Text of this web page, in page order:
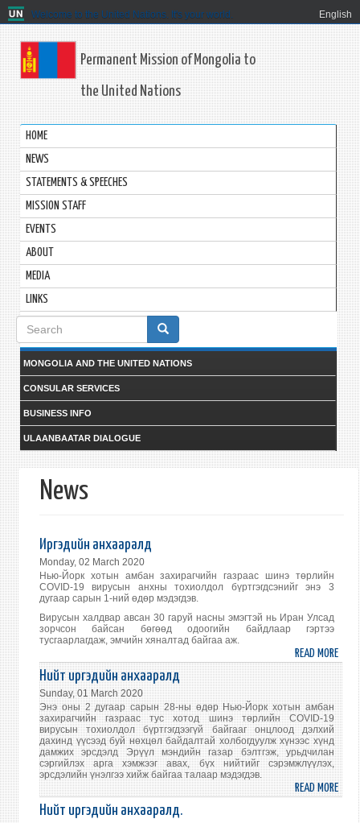
Welcome to the United Nations. It's your world. English
Permanent Mission of Mongolia to
the United Nations
HOME
NEWS
STATEMENTS & SPEECHES
MISSION STAFF
EVENTS
ABOUT
MEDIA
LINKS
Search
form
MONGOLIA AND THE UNITED NATIONS
CONSULAR SERVICES
BUSINESS INFO
ULAANBAATAR DIALOGUE
News
Иргэдийн анхааралд
Monday, 02 March 2020
Нью-Йорк хотын амбан захирагчийн газраас шинэ төрлийн
COVID-19 вирусын анхны тохиолдол бүртгэгдсэнийг энэ 3
дугаар сарын 1-ний өдөр мэдэгдэв.
Вирусын халдвар авсан 30 гаруй насны эмэгтэй нь Иран Улсад
зорчсон байсан бөгөөд одоогийн байдлаар гэртээ
тусгаарлагдаж, эмчийн хяналтад байгаа аж.
READ MORE
Нийт иргэдийн анхааралд
Sunday, 01 March 2020
Энэ оны 2 дугаар сарын 28-ны өдөр Нью-Йорк хотын амбан
захирагчийн газраас тус хотод шинэ төрлийн COVID-19
вирусын тохиолдол бүртгэгдээгүй байгааг онцлоод дэлхий
дахинд үүсээд буй нөхцөл байдалтай холбогдуулж хүнээс хүнд
дамжих эрсдэлд Эрүүл мэндийн газар бэлтгэж, урьдчилан
сэргийлэх арга хэмжээг авах, бүх нийтийг сэрэмжлүүлэх,
эрсдэлийн үнэлгээ хийж байгаа талаар мэдэгдэв.
READ MORE
НИЙТ
Нийт иргэдийн анхааралд.